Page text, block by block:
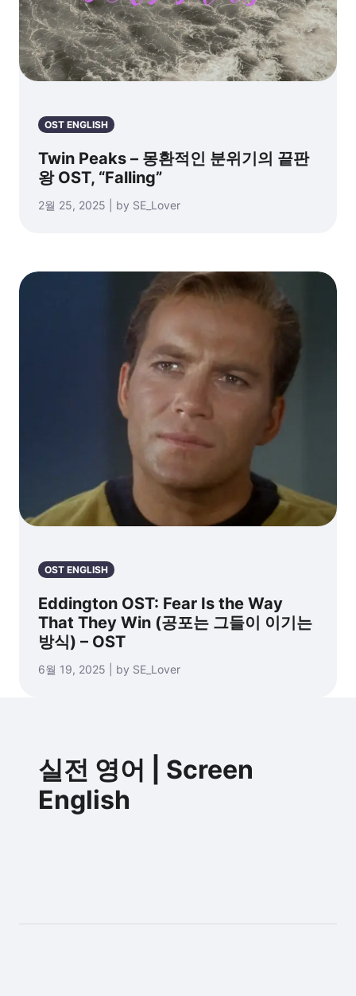
OST ENGLISH
Twin Peaks – 몽환적인 분위기의 끝판
왕 OST, “Falling”
2월 25, 2025 | by SE_Lover
OST ENGLISH
Eddington OST: Fear Is the Way
That They Win (공포는 그들이 이기는
방식) – OST
6월 19, 2025 | by SE_Lover
실전 영어 | Screen
English